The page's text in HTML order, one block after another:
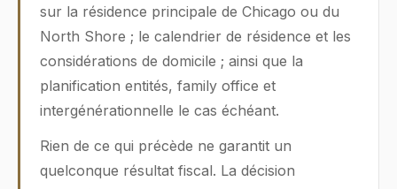
sur la résidence principale de Chicago ou du
North Shore ; le calendrier de résidence et les
considérations de domicile ; ainsi que la
planification entités, family office et
intergénérationnelle le cas échéant.
Rien de ce qui précède ne garantit un
quelconque résultat fiscal. La décision